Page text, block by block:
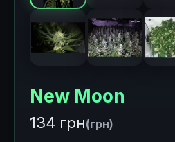
New Moon
134 грн(грн)